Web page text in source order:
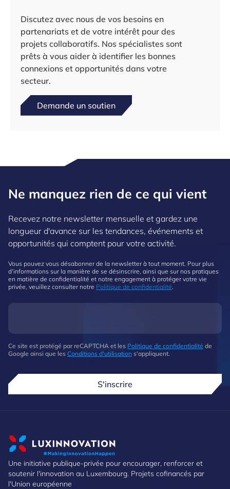
Discutez avec nous de vos besoins en
partenariats et de votre intérêt pour des
projets collaboratifs. Nos spécialistes sont
prêts à vous aider à identifier les bonnes
connexions et opportunités dans votre
secteur.
Demande un soutien
Ne manquez rien de ce qui vient
Recevez notre newsletter mensuelle et gardez une
longueur d'avance sur les tendances, événements et
opportunités qui comptent pour votre activité.
Vous pouvez vous désabonner de la newsletter à tout moment. Pour plus
d'informations sur la manière de se désinscrire, ainsi que sur nos pratiques
en matière de confidentialité et notre engagement à protéger votre vie
privée, veuillez consulter notre Politique de confidentialité
Ce site est protégé par reCAPTCHA et les Politique de confidentialité de
Google ainsi que les Conditions d'utilisation s'appliquent.
S'inscrire
Une initiative publique-privée pour encourager, renforcer et
soutenir l'innovation au Luxembourg. Projets cofinancés par
l'Union européenne